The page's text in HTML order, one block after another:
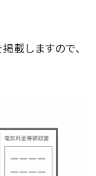
載しますので、